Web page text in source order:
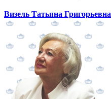
Визель Татьяна Григорьевна